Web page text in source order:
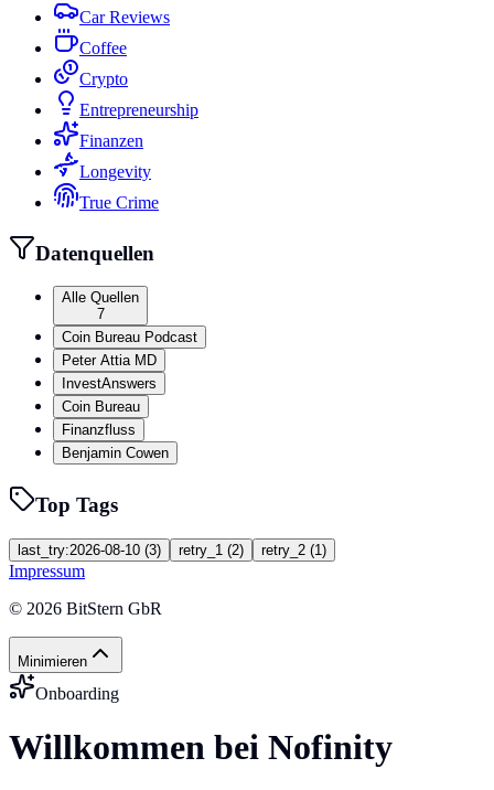
Car Reviews
Coffee
Crypto
Entrepreneurship
Finanzen
Longevity
True Crime
Datenquellen
Alle Quellen
7
Coin Bureau Podcast
Peter Attia MD
InvestAnswers
Coin Bureau
Finanzfluss
Benjamin Cowen
Top Tags
last_try:2026-08-10 (3) retry_1 (2) retry_2 (1 )
Impressum
© 2026 BitStern GbR
Minimieren
Onboarding
Willkommen bei Nofinity